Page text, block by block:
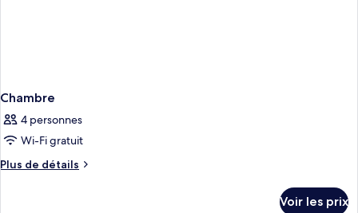
Chambre
4 personnes
Wi-Fi gratuit
Plus de détails
Plus
Voir les prix